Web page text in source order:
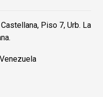
Piso 7, Urb. La